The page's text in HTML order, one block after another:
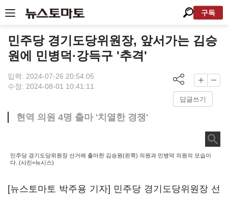
구독
민주당 경기도당위원장, 앞서가는 김승
원에 민병덕·강득구 '추격'
입력: 2024-07-26 20:54:05
수정: 2024-08-01 10:41:11
답글쓰기
현역 의원 4명 출마 '치열한 경쟁'
민주당 경기도당위원장 선거에 출마한 김승원(왼쪽) 의원과 민병덕 의원의 모습이
다. (사진=뉴시스)
[뉴스토마토 박주용 기자] 민주당 경기도당위원장 선